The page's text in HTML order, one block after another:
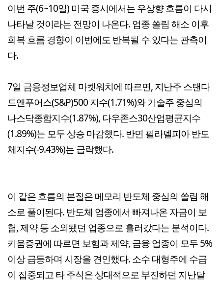
이번 주(6~10일) 미국 증시에서는 우상향 흐름이 다시
나타날 것이라는 전망이 나온다. 업종 쏠림 해소 이후
회복 흐름 경향이 이번에도 반복될 수 있다는 관측이
다.
7일 금융정보업체 마켓워치에 따르면, 지난주 스탠다
드앤푸어스(S&P)500 지수(1.71%)와 기술주 중심의
나스닥종합지수(1.87%), 다우존스30산업평균지수
(1.89%)는 모두 상승 마감했다. 반면 필라델피아 반도
체지수(-9.43%)는 급락했다.
이 같은 흐름의 본질은 메모리 반도체 중심의 쏠림 해
소로 풀이된다. 반도체 업종에서 빠져나온 자금이 보
험, 제약 등 소외됐던 업종으로 흘러갔다는 분석이다.
키움증권에 따르면 보험과 제약, 금융 업종이 모두 5%
이상 급등하며 시장을 견인했다. 소수 대형주에 수급
이 집중되고 타 주식은 상대적으로 부진하던 지난달